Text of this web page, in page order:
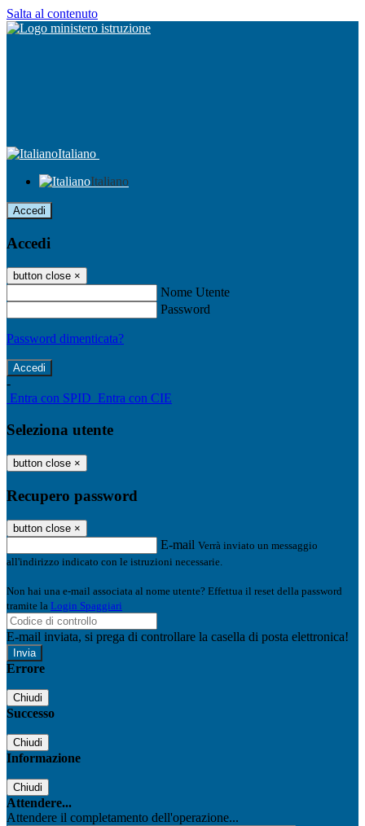
Salta al contenuto
Italiano
Italiano
Accedi
Accedi
button close ×
Nome Utente
Password
Password dimenticata?
-
Entra con SPID Entra con CIE
Seleziona utente
button close ×
Recupero password
button close ×
E-mail Verrà inviato un messaggio
all'indirizzo indicato con le istruzioni necessarie.
Non hai una e-mail associata al nome utente? Effettua il reset della password
tramite la Login Spaggiari
E-mail inviata, si prega di controllare la casella di posta elettronica!
Errore
Chiudi
Successo
Chiudi
Informazione
Chiudi
Attendere...
Attendere il completamento dell'operazione...